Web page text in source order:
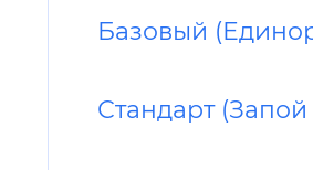
Базовый
Стандарт